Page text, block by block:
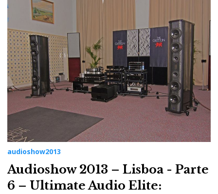
audioshow2013
Audioshow 2013 – Lisboa - Parte
6 – Ultimate Audio Elite: